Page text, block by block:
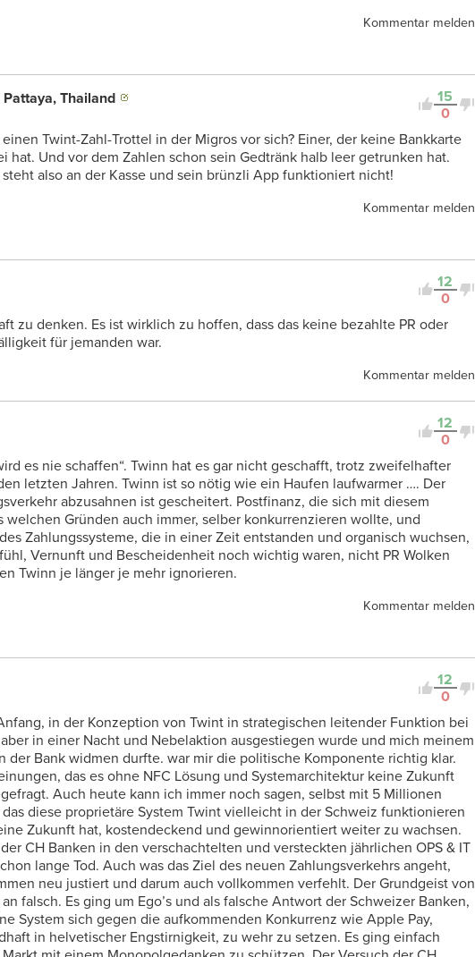
Kommentar melden
15
0
Thailand
Twint-Zahl-Trottel in der Migros vor sich? Einer, der keine Bankkarte
hat. Und vor dem Zahlen schon sein Gedtränk halb leer getrunken hat.
also an der Kasse und sein brünzli App funktioniert nicht!
Kommentar melden
12
0
zu denken. Es ist wirklich zu hoffen, dass das keine bezahlte PR oder
für jemanden war.
Kommentar melden
12
0
es nie schaffen“. Twinn hat es gar nicht geschafft, trotz zweifelhafter
letzten Jahren. Twinn ist so nötig wie ein Haufen laufwarmer …. Der
abzusahnen ist gescheitert. Postfinanz, die sich mit diesem
welchen Gründen auch immer, selber konkurrenzieren wollte, und
Zahlungssysteme, die in einer Zeit entstanden und organisch wuchsen,
Vernunft und Bescheidenheit noch wichtig waren, nicht PR Wolken
Twinn je länger je mehr ignorieren.
Kommentar melden
12
0
in der Konzeption von Twint in strategischen leitender Funktion bei
in einer Nacht und Nebelaktion ausgestiegen wurde und mich meinem
der Bank widmen durfte. war mir die politische Komponente richtig klar.
das es ohne NFC Lösung und Systemarchitektur keine Zukunft
Auch heute kann ich immer noch sagen, selbst mit 5 Millionen
diese proprietäre System Twint vielleicht in der Schweiz funktionieren
Zukunft hat, kostendeckend und gewinnorientiert weiter zu wachsen.
CH Banken in den verschachtelten und versteckten jährlichen OPS & IT
lange Tod. Auch was das Ziel des neuen Zahlungsverkehrs angeht,
neu justiert und darum auch vollkommen verfehlt. Der Grundgeist von
falsch. Es ging um Ego’s und als falsche Antwort der Schweizer Banken,
System sich gegen die aufkommenden Konkurrenz wie Apple Pay,
in helvetischer Engstirnigkeit, zu wehr zu setzen. Es ging einfach